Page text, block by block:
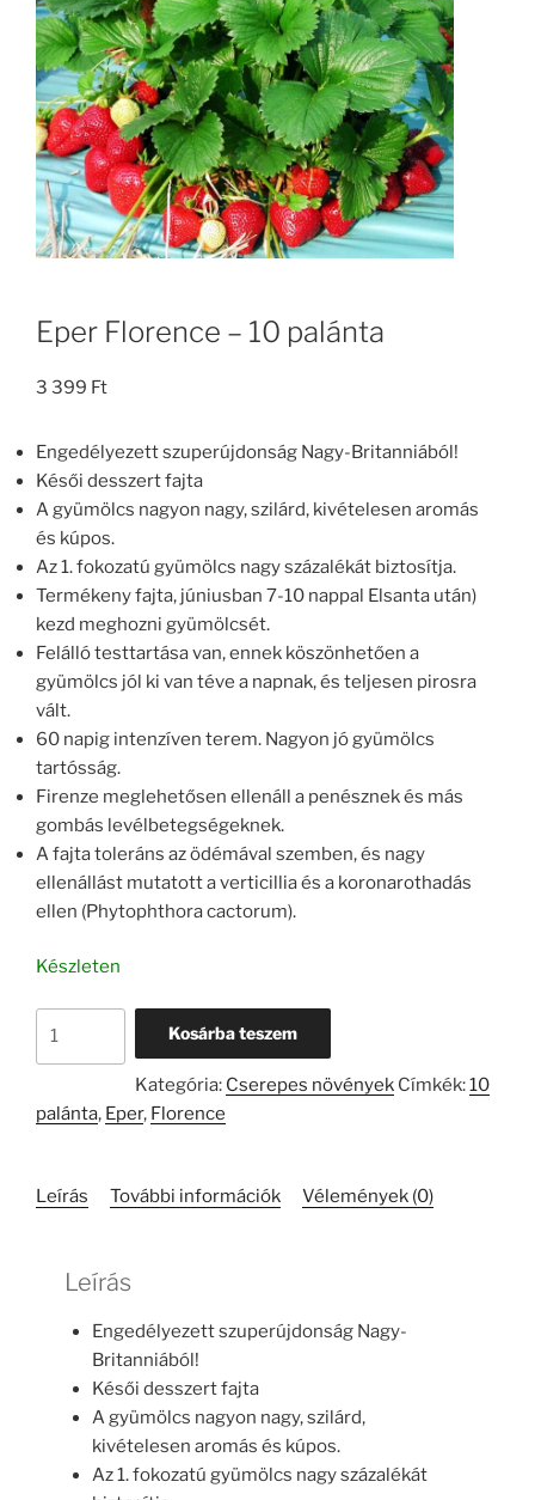
Eper Florence – 10 palánta
3 399 Ft
Engedélyezett szuperújdonság Nagy-Britanniából!
Késői desszert fajta
A gyümölcs nagyon nagy, szilárd, kivételesen aromás
és kúpos.
Az 1. fokozatú gyümölcs nagy százalékát biztosítja.
Termékeny fajta, júniusban 7-10 nappal Elsanta után)
kezd meghozni gyümölcsét.
Felálló testtartása van, ennek köszönhetően a
gyümölcs jól ki van téve a napnak, és teljesen pirosra
vált.
60 napig intenzíven terem. Nagyon jó gyümölcs
tartósság.
Firenze meglehetősen ellenáll a penésznek és más
gombás levélbetegségeknek.
A fajta toleráns az ödémával szemben, és nagy
ellenállást mutatott a verticillia és a koronarothadás
ellen (Phytophthora cactorum).
Készleten
10
Kosárba teszem
Kategória: Cserepes növények Címkék:10
palánta, Eper, Florence
Leírás További információk Vélemények (0)
Leírás
Engedélyezett szuperújdonság Nagy-
Britanniából!
Késői desszert fajta
A gyümölcs nagyon nagy, szilárd,
kivételesen aromás és kúpos.
Az 1. fokozatú gyümölcs nagy százalékát